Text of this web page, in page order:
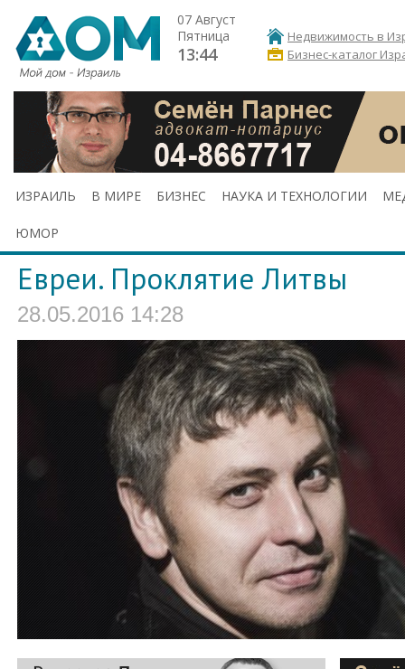
07 Август
Пятница
13:44
Недвижимость в
Бизнес-каталог
ИЗРАИЛЬ В МИРЕ БИЗНЕС НАУКА И ТЕХНОЛОГИИ
ЮМОР
Евреи. Проклятие Литвы
28.05.2016 14:28